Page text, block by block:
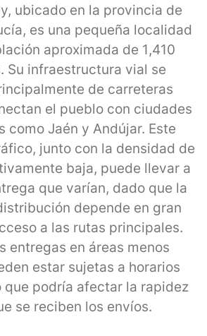
ubicado en la provincia de
es una pequeña localidad
aproximada de 1,410
Su infraestructura vial se
de carreteras
el pueblo con ciudades
como Jaén y Andújar. Este
junto con la densidad de
baja, puede llevar a
que varían, dado que la
depende en gran
a las rutas principales.
entregas en áreas menos
estar sujetas a horarios
que podría afectar la rapidez
se reciben los envíos.